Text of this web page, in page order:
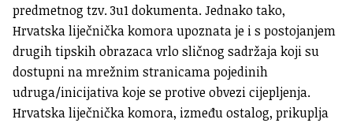
predmetnog tzv. 3u1 dokumenta. Jednako tako,
Hrvatska liječnička komora upoznata je i s postojanjem
drugih tipskih obrazaca vrlo sličnog sadržaja koji su
dostupni na mrežnim stranicama pojedinih
udruga/inicijativa koje se protive obvezi cijepljenja.
Hrvatska liječnička komora, između ostalog, prikuplja